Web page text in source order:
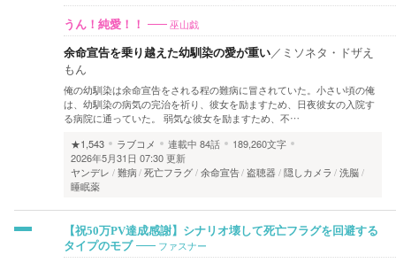
うん！純愛！！ 巫山戯
余命宣告を乗り越えた幼馴染の愛が重い／ ミソネタ・ドザえ
もん
俺の幼馴染は余命宣告をされる程の難病に冒されていた。小さい頃の俺
は、幼馴染の病気の完治を祈り、彼女を励ますため、日夜彼女の入院す
る病院に通っていた。 弱気な彼女を励ますため、不…
★1,543
ラブコメ 連載中 84話
189,260文字
2026年5月31日 07:30 更新
ヤンデレ
難病 死亡フラグ 余命宣告 盗聴器 隠しカメラ
洗脳
睡眠薬
【祝50万PV達成感謝】シナリオ壊して死亡フラグを回避する
タイプのモブ
ファスナー